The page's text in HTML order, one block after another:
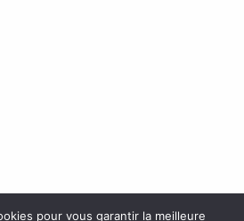
pour vous garantir la meilleure